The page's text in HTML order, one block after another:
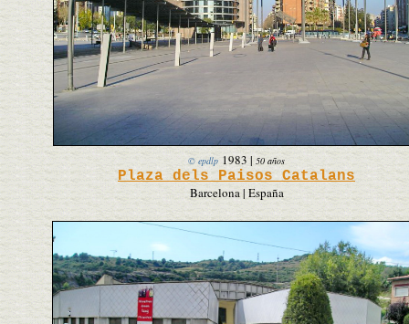
© epdlp 1983 | 50 años
Plaza dels Paisos Catalans
Barcelona | España